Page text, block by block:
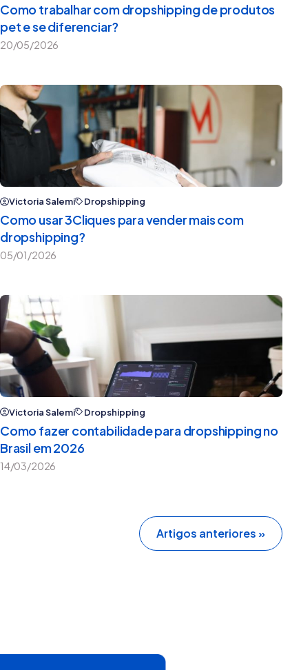
Como trabalhar com dropshipping de produtos
pet e se diferenciar?
20/05/2026
Victoria Salemi Dropshipping
Como usar 3Cliques para vender mais com
dropshipping?
05/01/2026
Victoria Salemi Dropshipping
Como fazer contabilidade para dropshipping no
Brasil em 2026
14/03/2026
Artigos anteriores »